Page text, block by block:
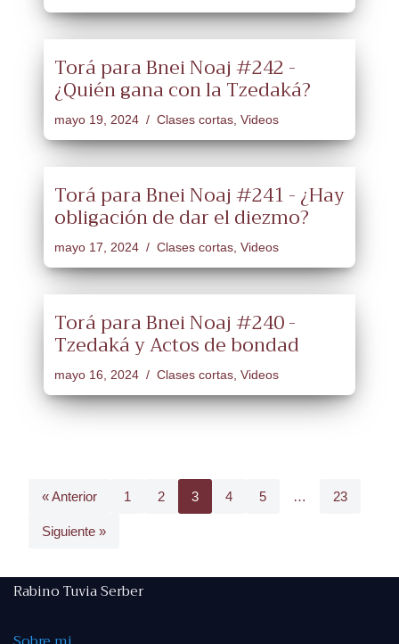
Torá para Bnei Noaj #242 -
¿Quién gana con la Tzedaká?
mayo 19, 2024 Clases cortas Videos
Torá para Bnei Noaj #241 - ¿Hay
obligación de dar el diezmo?
mayo 17, 2024 Clases cortas Videos
Torá para Bnei Noaj #240 -
Tzedaká y Actos de bondad
mayo 16, 2024 Clases cortas Videos
« Anterior 1 2 3 4 5 … 23
Siguiente »
Rabino Tuvia Serber